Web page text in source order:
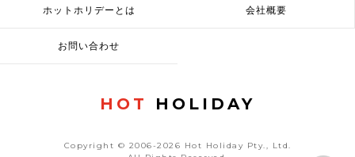
ホットホリデーとは 会社概要
お問い合わせ
HOT HOLIDAY
Copyright © 2006-2026 Hot Holiday Pty., Ltd.